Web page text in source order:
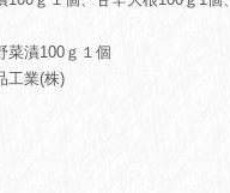
ｇ１個
工業(株)